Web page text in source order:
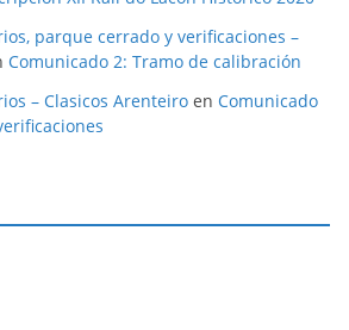
parque cerrado y verificaciones –
Comunicado 2: Tramo de calibración
– Clasicos Arenteiro en Comunicado